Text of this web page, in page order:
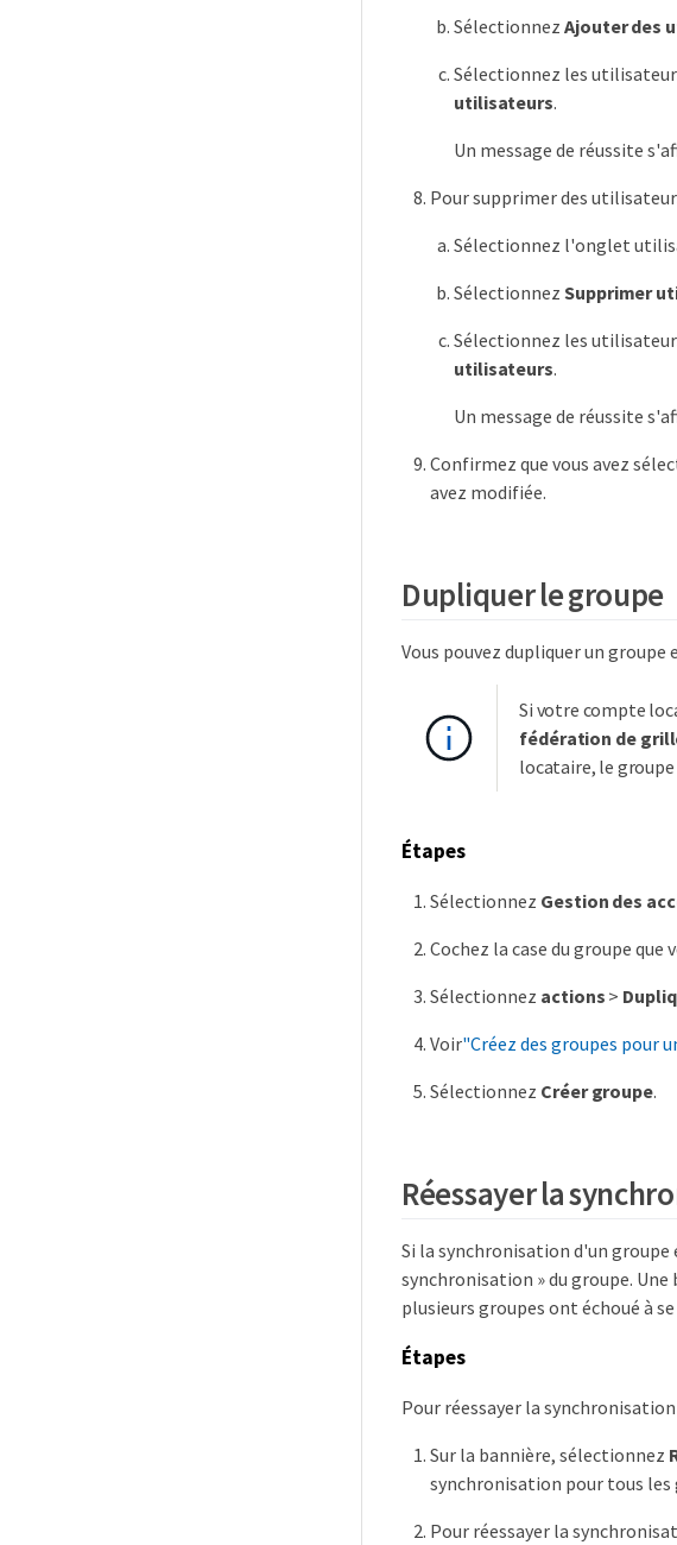
Sélectionnez Ajouter des
Sélectionnez les
utilisateurs.
Un message de réussite
Pour supprimer des
Sélectionnez l'onglet
Sélectionnez Supprimer
Sélectionnez les
utilisateurs.
Un message de réussite
Confirmez que vous avez
avez modifiée.
Dupliquer le groupe
Vous pouvez dupliquer un
Si votre compte
fédération de
locataire, le
Étapes
Sélectionnez Gestion des
Cochez la case du groupe que
Sélectionnez actions >
Voir"Créez des groupes pour
Sélectionnez Créer groupe.
Réessayer la
Si la synchronisation d'un groupe
synchronisation » du groupe.
plusieurs groupes ont échoué à
Étapes
Pour réessayer la synchronisation
Sur la bannière, sélectionnez
synchronisation pour tous les
Pour réessayer la